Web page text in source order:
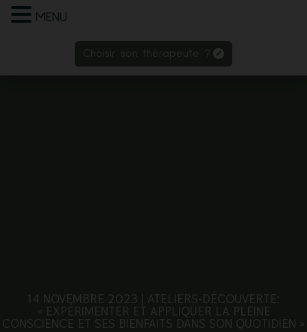
Choisir son thérapeute ?
Choisir son thérapeute ?
14 NOVEMBRE 2023 | ATELIERS-DÉCOUVERTE:
« EXPÉRIMENTER ET APPLIQUER LA PLEINE
CONSCIENCE ET SES BIENFAITS DANS SON QUOTIDIEN »
MENU